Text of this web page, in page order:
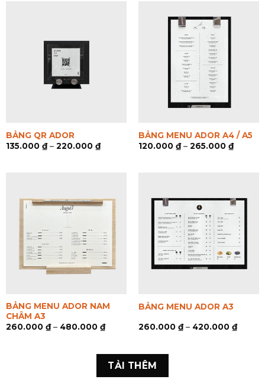
BẢNG QR ADOR
135.000 ₫– 220.000 ₫
BẢNG MENU ADOR A4 / A5
120.000 ₫– 265.000 ₫
BẢNG MENU ADOR NAM
CHÂM A3
260.000 ₫– 480.000 ₫
BẢNG MENU ADOR A3
260.000 ₫– 420.000 ₫
TẢI THÊM